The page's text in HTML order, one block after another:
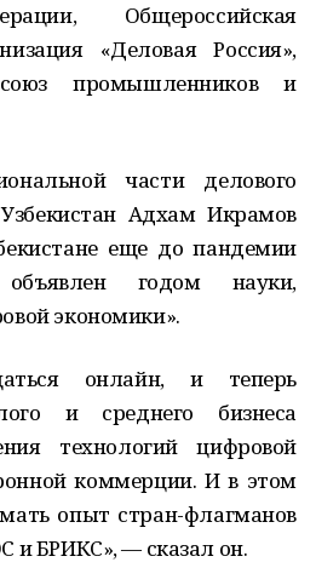
Общероссийская
«Деловая Россия»,
союз промышленников и
части делового
Адхам Икрамов
еще до пандемии
годом науки,
экономики».
онлайн, и теперь
и среднего бизнеса
технологий цифровой
коммерции. И в этом
опыт стран-флагманов
и БРИКС», — сказал он.